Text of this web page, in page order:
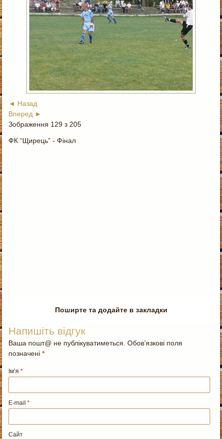
◄ Назад
Вперед ►
Зображення 129 з 205
ФК “Щирець” - Фінал
Поширте та додайте в закладки
Напишіть відгук
Ваша пошт@ не публікуватиметься. Обов’язкові поля
позначені*
Ім’я*
E-mail*
Сайт